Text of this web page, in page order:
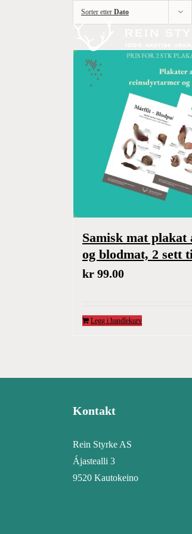
Sorter etter Dato
Samisk mat
og blodmat, 2 sett
kr 99.00
Legg i handlekurv
Kontakt
Rein Styrke AS
Ájastealli 3
9520 Kautokeino